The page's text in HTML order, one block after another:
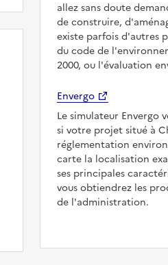
allez sans doute
de construire,
existe parfois d'autres
du code de
2000, ou l'évaluation
Envergo
Le simulateur Envergo
si votre projet situé à
réglementation
carte la localisation
ses principales
vous obtiendrez les
de l'administration.